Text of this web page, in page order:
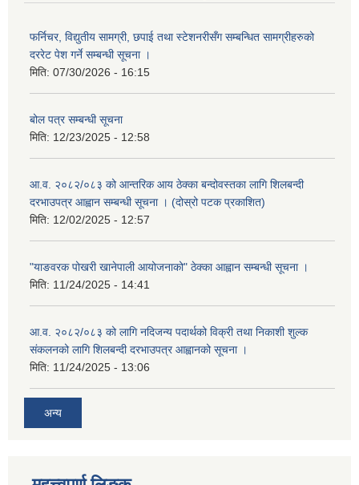
फर्निचर, विद्युतीय सामग्री, छपाई तथा स्टेशनरीसँग सम्बन्धित सामग्रीहरुको
दररेट पेश गर्ने सम्बन्धी सूचना ।
मिति: 07/30/2026 - 16:15
बोल पत्र सम्बन्धी सूचना
मिति: 12/23/2025 - 12:58
आ.व. २०८२/०८३ को आन्तरिक आय ठेक्का बन्दोवस्तका लागि शिलबन्दी
दरभाउपत्र आह्वान सम्बन्धी सूचना । (दोस्रो पटक प्रकाशित)
मिति: 12/02/2025 - 12:57
"याङवरक पोखरी खानेपाली आयोजनाको" ठेक्का आह्वान सम्बन्धी सूचना ।
मिति: 11/24/2025 - 14:41
आ.व. २०८२/०८३ को लागि नदिजन्य पदार्थको विक्री तथा निकाशी शुल्क
संकलनको लागि शिलबन्दी दरभाउपत्र आह्वानको सूचना ।
मिति: 11/24/2025 - 13:06
अन्य